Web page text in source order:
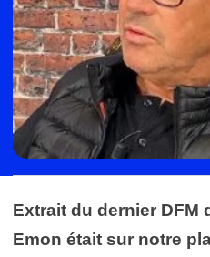
Extrait du dernier DFM
Emon était sur notre